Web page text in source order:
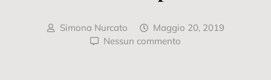
Simona Nurcato
Maggio 20, 2019
Nessun commento